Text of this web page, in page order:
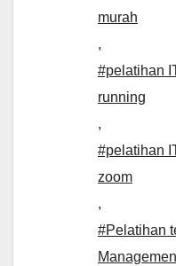
murah
,
#pelatihan
running
,
#pelatihan
zoom
,
#Pelatihan